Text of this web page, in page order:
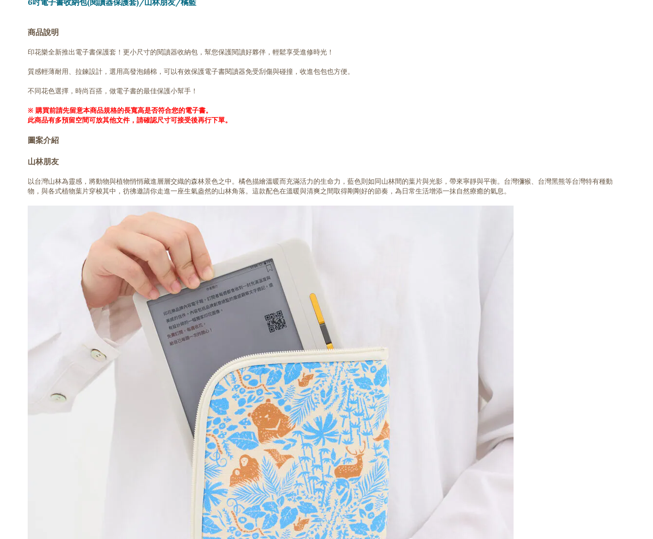
6吋電子書收納包(閱讀器保護套)/山林朋友/橘藍
商品說明
印花樂全新推出電子書保護套！更小尺寸的閱讀器收納包，幫您保護閱讀好夥伴，輕鬆享受進修時光！
質感輕薄耐用、拉鍊設計，選用高發泡鋪棉，可以有效保護電子書閱讀器免受刮傷與碰撞，收進包包也方便。
不同花色選擇，時尚百搭，做電子書的最佳保護小幫手！
※ 購買前請先留意本商品規格的長寬高是否符合您的電子書。
此商品有多預留空間可放其他文件，請確認尺寸可接受後再行下單。
圖案介紹
山林朋友
以台灣山林為靈感，將動物與植物悄悄藏進層層交織的森林景色之中。橘色描繪溫暖而充滿活力的生命力，藍色則如同山林間的葉片與光影，帶來寧靜與平衡。台灣獼猴、台灣黑熊等台灣特有種動
物，與各式植物葉片穿梭其中，彷彿邀請你走進一座生氣盎然的山林角落。這款配色在溫暖與清爽之間取得剛剛好的節奏，為日常生活增添一抹自然療癒的氣息。